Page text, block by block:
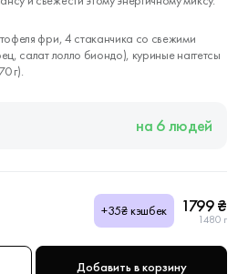
фри, 4 стаканчика со свежими
салат лолло биондо), куриные наггетсы
г).
на 6 людей
+35₴ кэшбек 1799 ₴
1480 г
Добавить в корзину